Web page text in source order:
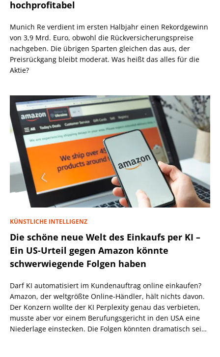
hochprofitabel
Munich Re verdient im ersten Halbjahr einen Rekordgewinn
von 3,9 Mrd. Euro, obwohl die Rückversicherungspreise
nachgeben. Die übrigen Sparten gleichen das aus, der
Preisrückgang bleibt moderat. Was heißt das alles für die
Aktie?
KÜNSTLICHE INTELLIGENZ
Die schöne neue Welt des Einkaufs per KI –
Ein US-Urteil gegen Amazon könnte
schwerwiegende Folgen haben
Darf KI automatisiert im Kundenauftrag online einkaufen?
Amazon, der weltgrößte Online-Händler, hält nichts davon.
Der Konzern wollte der KI Perplexity genau das verbieten,
musste aber vor einem Berufungsgericht in den USA eine
Niederlage einstecken. Die Folgen könnten dramatisch sein,